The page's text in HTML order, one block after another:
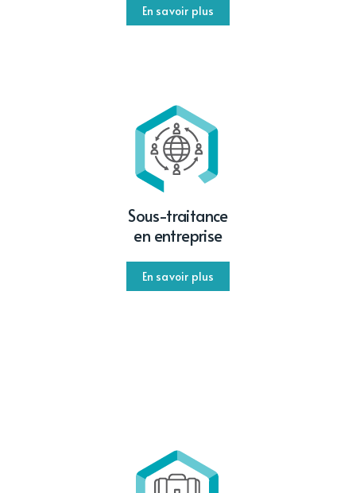
En savoir plus
Sous-traitance
en entreprise
En savoir plus